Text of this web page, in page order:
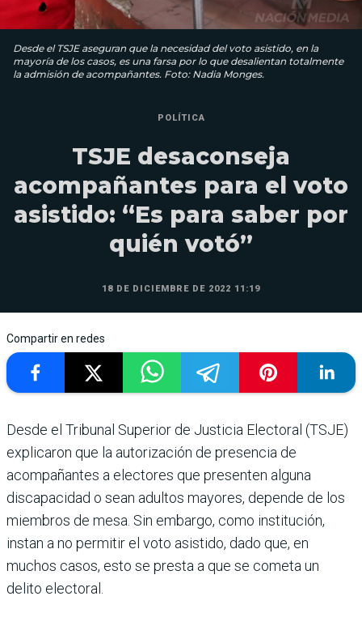
Desde el TSJE aseguran que la necesidad del voto asistido, en la
mayoría de los casos, es una farsa por lo que desalientan totalmente
la admisión de acompañantes. Foto: Nadia Monges.
POLÍTICA
TSJE desaconseja
acompañantes para el voto
asistido: “Es para saber por
quién votó”
18 DE DICIEMBRE DE 2022 11:19
Compartir en redes
Desde el Tribunal Superior de Justicia Electoral (TSJE)
explicaron que la autorización de presencia de
acompañantes a electores que presenten alguna
discapacidad o sean adultos mayores, depende de los
miembros de mesa. Sin embargo, como institución,
instan a no permitir el voto asistido, dado que, en
muchos casos, esto se presta a que se cometa un
delito electoral.